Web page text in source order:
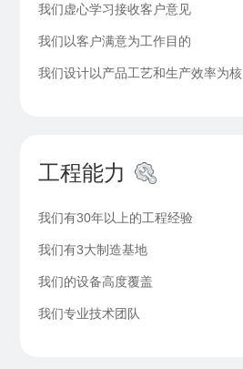
我们虚心学习接收客户意见
我们以客户满意为工作目的
我们设计以产品工艺和生产效率为核
工程能力
我们有30年以上的工程经验
我们有3大制造基地
我们的设备高度覆盖
我们专业技术团队